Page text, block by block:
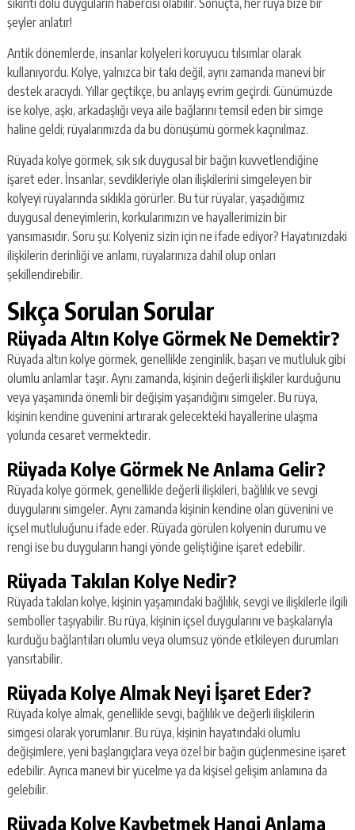
şeyler anlatır!
Antik dönemlerde, insanlar kolyeleri koruyucu tılsımlar olarak
kullanıyordu. Kolye, yalnızca bir takı değil, aynı zamanda manevi bir
destek aracıydı. Yıllar geçtikçe, bu anlayış evrim geçirdi. Günümüzde
ise kolye, aşkı, arkadaşlığı veya aile bağlarını temsil eden bir simge
haline geldi; rüyalarımızda da bu dönüşümü görmek kaçınılmaz.
Rüyada kolye görmek, sık sık duygusal bir bağın kuvvetlendiğine
işaret eder. İnsanlar, sevdikleriyle olan ilişkilerini simgeleyen bir
kolyeyi rüyalarında sıklıkla görürler. Bu tür rüyalar, yaşadığımız
duygusal deneyimlerin, korkularımızın ve hayallerimizin bir
yansımasıdır. Soru şu: Kolyeniz sizin için ne ifade ediyor? Hayatınızdaki
ilişkilerin derinliği ve anlamı, rüyalarınıza dahil olup onları
şekillendirebilir.
Sıkça Sorulan Sorular
Rüyada Altın Kolye Görmek Ne Demektir?
Rüyada altın kolye görmek, genellikle zenginlik, başarı ve mutluluk gibi
olumlu anlamlar taşır. Aynı zamanda, kişinin değerli ilişkiler kurduğunu
veya yaşamında önemli bir değişim yaşandığını simgeler. Bu rüya,
kişinin kendine güvenini artırarak gelecekteki hayallerine ulaşma
yolunda cesaret vermektedir.
Rüyada Kolye Görmek Ne Anlama Gelir?
Rüyada kolye görmek, genellikle değerli ilişkileri, bağlılık ve sevgi
duygularını simgeler. Aynı zamanda kişinin kendine olan güvenini ve
içsel mutluluğunu ifade eder. Rüyada görülen kolyenin durumu ve
rengi ise bu duyguların hangi yönde geliştiğine işaret edebilir.
Rüyada Takılan Kolye Nedir?
Rüyada takılan kolye, kişinin yaşamındaki bağlılık, sevgi ve ilişkilerle ilgili
semboller taşıyabilir. Bu rüya, kişinin içsel duygularını ve başkalarıyla
kurduğu bağlantıları olumlu veya olumsuz yönde etkileyen durumları
yansıtabilir.
Rüyada Kolye Almak Neyi İşaret Eder?
Rüyada kolye almak, genellikle sevgi, bağlılık ve değerli ilişkilerin
simgesi olarak yorumlanır. Bu rüya, kişinin hayatındaki olumlu
değişimlere, yeni başlangıçlara veya özel bir bağın güçlenmesine işaret
edebilir. Ayrıca manevi bir yücelme ya da kişisel gelişim anlamına da
gelebilir.
Rüyada Kolye Kaybetmek Hangi Anlama